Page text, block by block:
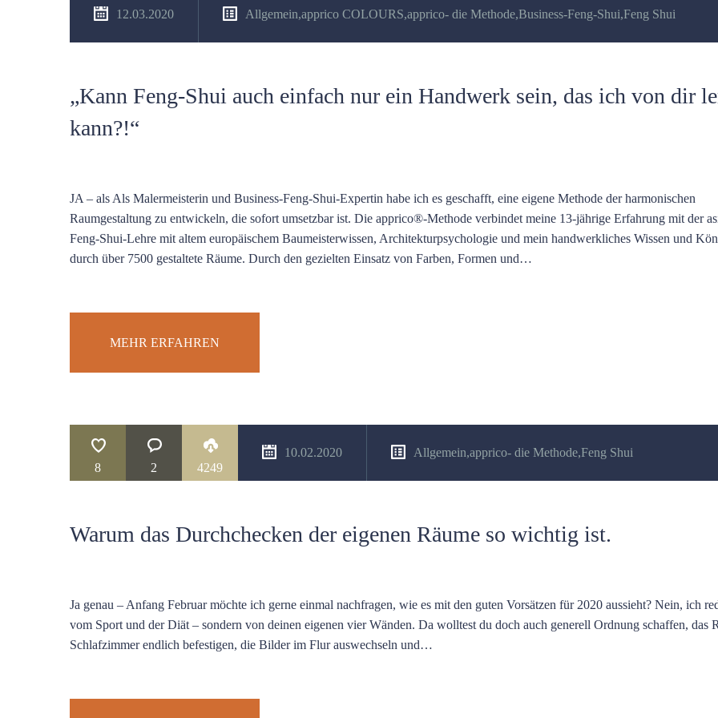
12.03.2020 Allgemein,apprico COLOURS,apprico- die Methode,Business-Feng-Shui,Feng Shui
„Kann Feng-Shui auch einfach nur ein Handwerk sein, das ich von dir
kann?!“
JA – als Als Malermeisterin und Business-Feng-Shui-Expertin habe ich es geschafft, eine eigene Methode der harmonischen
Raumgestaltung zu entwickeln, die sofort umsetzbar ist. Die apprico®-Methode verbindet meine 13-jährige Erfahrung mit der
Feng-Shui-Lehre mit altem europäischem Baumeisterwissen, Architekturpsychologie und mein handwerkliches Wissen und
durch über 7500 gestaltete Räume. Durch den gezielten Einsatz von Farben, Formen und…
MEHR ERFAHREN
8 2 4249
10.02.2020 Allgemein,apprico- die Methode,Feng Shui
Warum das Durchchecken der eigenen Räume so wichtig ist.
Ja genau – Anfang Februar möchte ich gerne einmal nachfragen, wie es mit den guten Vorsätzen für 2020 aussieht? Nein, ich
vom Sport und der Diät – sondern von deinen eigenen vier Wänden. Da wolltest du doch auch generell Ordnung schaffen, das
Schlafzimmer endlich befestigen, die Bilder im Flur auswechseln und…